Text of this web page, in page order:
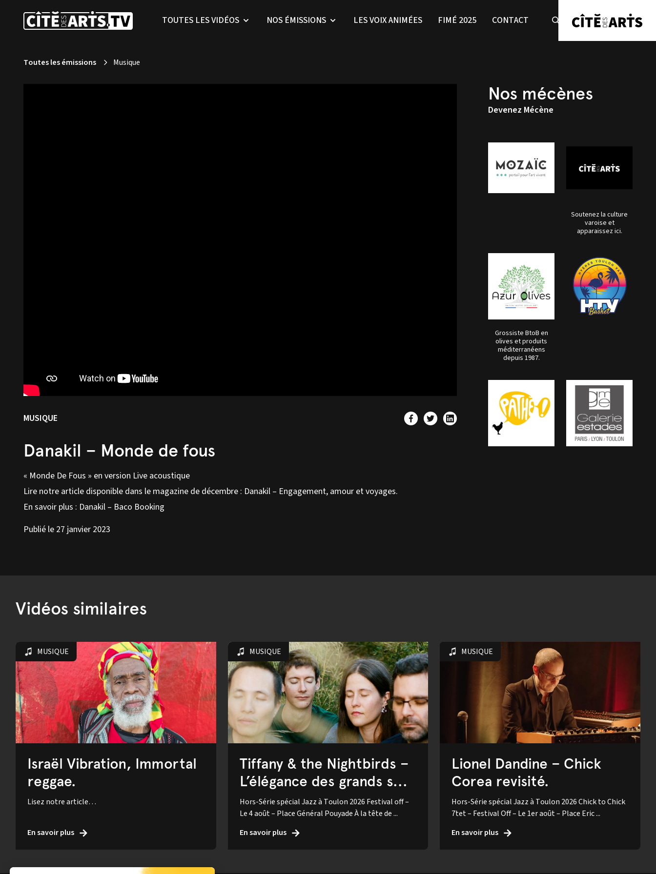
TOUTES LES VIDÉOS NOS ÉMISSIONS LES VOIX ANIMÉES FIMÉ 2025 CONTACT
Toutes les émissions Musique
MUSIQUE
Danakil – Monde de fous
« Monde De Fous » en version Live acoustique
Lire notre article disponible dans le magazine de décembre : Danakil – Engagement, amour et voyages.
En savoir plus : Danakil – Baco Booking
Publié le 27 janvier 2023
Nos mécènes
Devenez Mécène
Soutenez la culture
varoise et
apparaissez ici.
Grossiste BtoB en
olives et produits
méditerranéens
depuis 1987.
Vidéos similaires
MUSIQUE
Israël Vibration, Immortal
reggae.
Lisez notre article…
En savoir plus
MUSIQUE
Tiffany & the Nightbirds –
L’élégance des grands s...
Hors-Série spécial Jazz à Toulon 2026 Festival off –
Le 4 août – Place Général Pouyade À la tête de ...
En savoir plus
MUSIQUE
Lionel Dandine – Chick
Corea revisité.
Hors-Série spécial Jazz à Toulon 2026 Chick to Chick
7tet – Festival Off – Le 1er août – Place Eric ...
En savoir plus